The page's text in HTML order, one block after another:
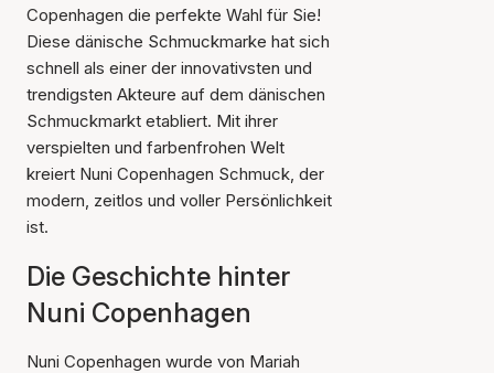
Copenhagen die perfekte Wahl für Sie!
Diese dänische Schmuckmarke hat sich
schnell als einer der innovativsten und
trendigsten Akteure auf dem dänischen
Schmuckmarkt etabliert. Mit ihrer
verspielten und farbenfrohen Welt
kreiert Nuni Copenhagen Schmuck, der
modern, zeitlos und voller Persönlichkeit
ist.
Die Geschichte hinter
Nuni Copenhagen
Nuni Copenhagen wurde von Mariah